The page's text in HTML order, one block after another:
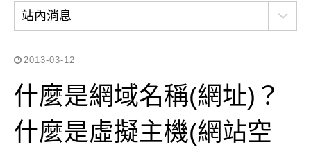
站內消息
2013-03-12
什麼是網域名稱(網址)？
什麼是虛擬主機(網站空